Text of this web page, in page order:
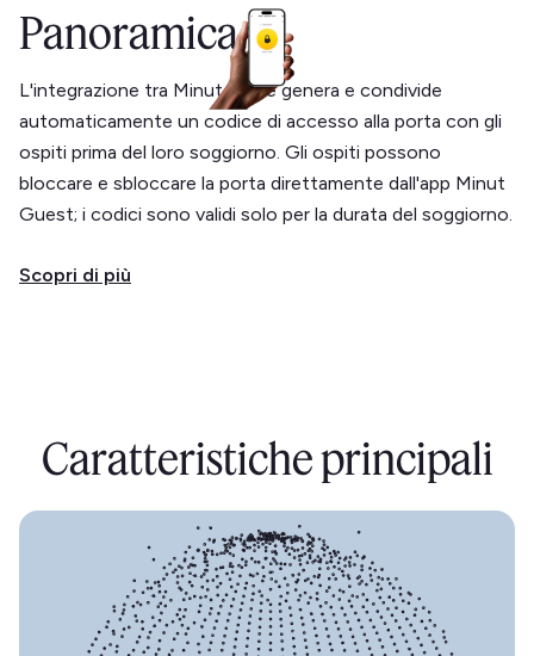
Panoramica
L'integrazione tra Minut e Yale genera e condivide
automaticamente un codice di accesso alla porta con gli
ospiti prima del loro soggiorno. Gli ospiti possono
bloccare e sbloccare la porta direttamente dall'app Minut
Guest; i codici sono validi solo per la durata del soggiorno.
Scopri di più
Caratteristiche principali